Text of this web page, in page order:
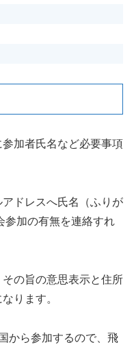
加者氏名など必要事項
ドレスへ氏名（ふりが
参加の有無を連絡すれ
の旨の意思表示と住所
ります。
から参加するので、飛